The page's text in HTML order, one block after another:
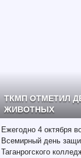
ТКМП ОТМЕТИЛ
ЖИВОТНЫХ
Ежегодно 4 октября
Всемирный день
Таганрогского